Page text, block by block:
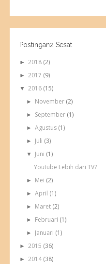
Postingan2 Sesat
► 2018 (2)
► 2017 (9)
▼ 2016 (15)
► November (2)
► September (1)
►Agustus (1)
► Juli (3)
▼ Juni (1)
Youtube Lebih dari TV?
► Mei (2)
►April (1)
► Maret (2)
► Februari (1)
► Januari (1)
► 2015 (36)
► 2014 (38)